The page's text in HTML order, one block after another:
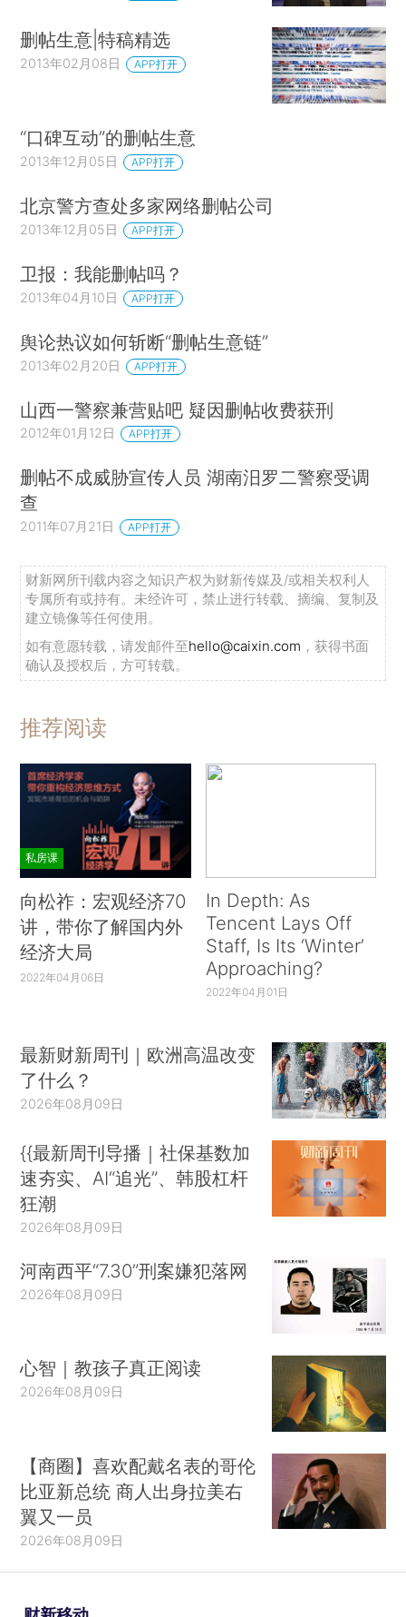
删帖生意|特稿精选
2013年02月08日 APP打开
“口碑互动”的删帖生意
2013年12月05日 APP打开
北京警方查处多家网络删帖公司
2013年12月05日 APP打开
卫报：我能删帖吗？
2013年04月10日 APP打开
舆论热议如何斩断“删帖生意链”
2013年02月20日 APP打开
山西一警察兼营贴吧 疑因删帖收费获刑
2012年01月12日 APP打开
删帖不成威胁宣传人员 湖南汨罗二警察受调
查
2011年07月21日 APP打开
财新网所刊载内容之知识产权为财新传媒及/或相关权利人
专属所有或持有。未经许可，禁止进行转载、摘编、复制及
建立镜像等任何使用。
如有意愿转载，请发邮件至hello@caixin.com ，获得书面
确认及授权后，方可转载。
推荐阅读
私房课
向松祚：宏观经济70
讲，带你了解国内外
经济大局
2022年04月06日
In Depth: As
Tencent Lays Off
Staff, Is Its ‘Winter’
Approaching?
2022年04月01日
最新财新周刊｜欧洲高温改变
了什么？
2026年08月09日
{{最新周刊导播｜社保基数加
速夯实、AI“追光”、韩股杠杆
狂潮
2026年08月09日
河南西平“7.30”刑案嫌犯落网
2026年08月09日
心智｜教孩子真正阅读
2026年08月09日
【商圈】喜欢配戴名表的哥伦
比亚新总统 商人出身拉美右
翼又一员
2026年08月09日